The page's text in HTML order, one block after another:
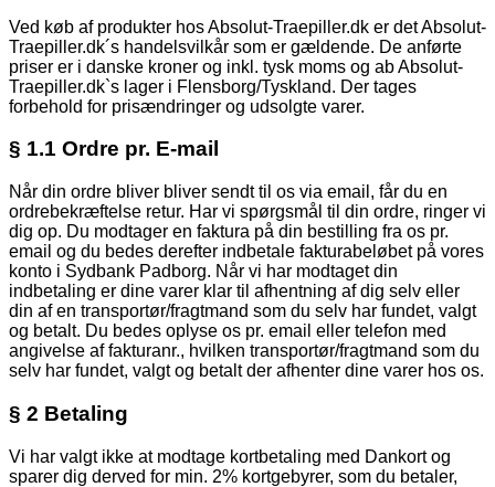
Ved køb af produkter hos Absolut-Traepiller.dk er det Absolut-
Traepiller.dk´s handelsvilkår som er gældende. De anførte
priser er i danske kroner og inkl. tysk moms og ab Absolut-
Traepiller.dk`s lager i Flensborg/Tyskland. Der tages
forbehold for prisændringer og udsolgte varer.
§ 1.1 Ordre pr. E-mail
Når din ordre bliver bliver sendt til os via email, får du en
ordrebekræftelse retur. Har vi spørgsmål til din ordre, ringer vi
dig op. Du modtager en faktura på din bestilling fra os pr.
email og du bedes derefter indbetale fakturabeløbet på vores
konto i Sydbank Padborg. Når vi har modtaget din
indbetaling er dine varer klar til afhentning af dig selv eller
din af en transportør/fragtmand som du selv har fundet, valgt
og betalt. Du bedes oplyse os pr. email eller telefon med
angivelse af fakturanr., hvilken transportør/fragtmand som du
selv har fundet, valgt og betalt der afhenter dine varer hos os.
§ 2 Betaling
Vi har valgt ikke at modtage kortbetaling med Dankort og
sparer dig derved for min. 2% kortgebyrer, som du betaler,